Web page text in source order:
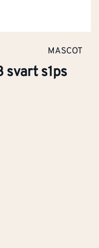
MASCOT
svart s1ps